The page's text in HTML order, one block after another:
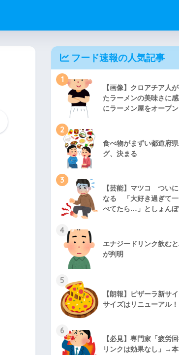
フード速報の人気記事
1
【画像】クロアチア人
たラーメンの美味さに
にラーメン屋をオープ
2
食べ物がまずい都道府
グ、決まる
3
【芸能】マツコ つい
なる 「大好き過ぎて
べてたら…」としょんぼ
4
エナジードリンク飲む
が判明
5
【朗報】ピザーラ新サ
サイズはリニューアル！
6
【必見】専門家「疲労
リンクは効果なし」→